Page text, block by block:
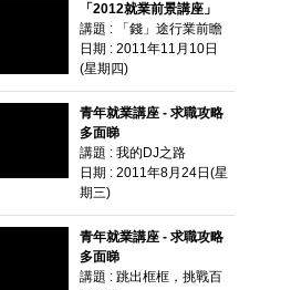
「2012就業前景講座」
講題 : 「錢」途行業前瞻
日期 : 2011年11月10日
(星期四)
青年就業講座 - 求職攻略
多面睇
講題 : 我的DJ之路
日期 : 2011年8月24日(星
期三)
青年就業講座 - 求職攻略
多面睇
講題 : 跳出框框，挑戰百